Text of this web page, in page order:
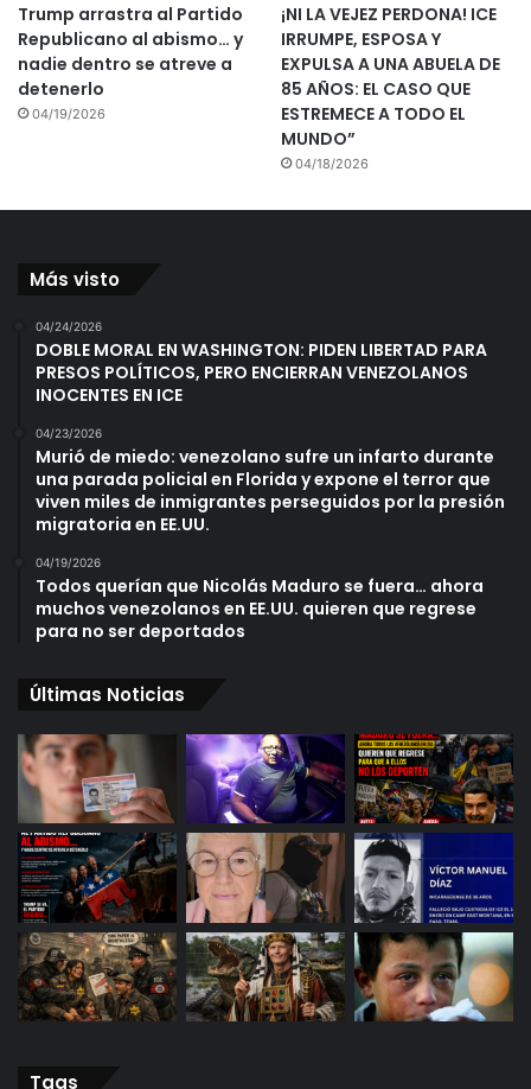
Trump arrastra al Partido
Republicano al abismo… y
nadie dentro se atreve a
detenerlo
04/19/2026
¡NI LA VEJEZ PERDONA! ICE
IRRUMPE, ESPOSA Y
EXPULSA A UNA ABUELA DE
85 AÑOS: EL CASO QUE
ESTREMECE A TODO EL
MUNDO”
04/18/2026
Más visto
04/24/2026
DOBLE MORAL EN WASHINGTON: PIDEN LIBERTAD PARA
PRESOS POLÍTICOS, PERO ENCIERRAN VENEZOLANOS
INOCENTES EN ICE
04/23/2026
Murió de miedo: venezolano sufre un infarto durante
una parada policial en Florida y expone el terror que
viven miles de inmigrantes perseguidos por la presión
migratoria en EE.UU.
04/19/2026
Todos querían que Nicolás Maduro se fuera… ahora
muchos venezolanos en EE.UU. quieren que regrese
para no ser deportados
Últimas Noticias
Tags